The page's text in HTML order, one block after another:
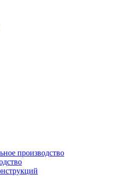
производство